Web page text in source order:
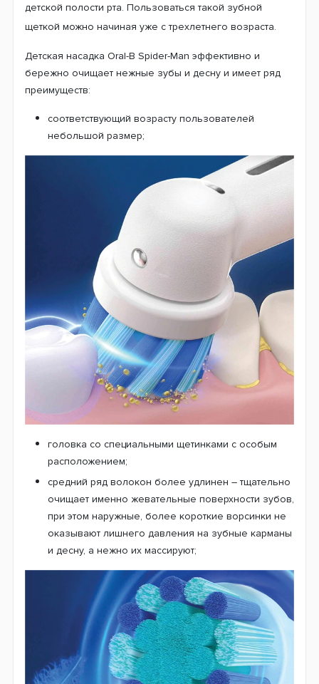
детской полости рта. Пользоваться такой зубной
щеткой можно начиная уже с трехлетнего возраста.
Детская насадка Oral-B Spider-Man эффективно и
бережно очищает нежные зубы и десну и имеет ряд
преимуществ:
соответствующий возрасту пользователей
небольшой размер;
головка со специальными щетинками с особым
расположением;
средний ряд волокон более удлинен – тщательно
очищает именно жевательные поверхности зубов,
при этом наружные, более короткие ворсинки не
оказывают лишнего давления на зубные карманы
и десну, а нежно их массируют;